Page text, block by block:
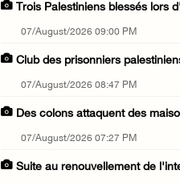
Trois Palestiniens blessés lors
07/August/2026 09:00 PM
Club des prisonniers
07/August/2026 08:47 PM
Des colons attaquent des
07/August/2026 07:27 PM
Suite au renouvellement de